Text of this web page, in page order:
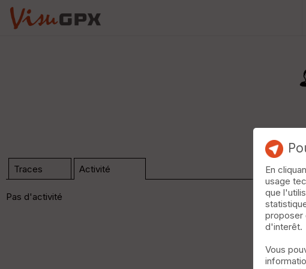
Traces Activité
Pas d'activité
En
usage
que
proposer
d'interêt.
Vous